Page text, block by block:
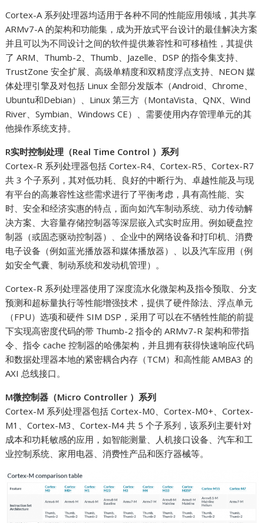
Cortex-A 系列处理器均适用于各种不同的性能应用领域，其共享
ARMv7-A 的架构和功能集，成为开放式平台设计的最佳解决方案
并且可以为不同设计之间的软件提供兼容性和可移植性，其提供
了 ARM、Thumb-2、Thumb、Jazelle、DSP 的指令集支持、
TrustZone 安全扩展、高级单精度和双精度浮点支持、NEON 媒
体处理引擎及对包括 Linux 全部分发版本（Android、Chrome、
Ubuntu和Debian）、Linux 第三方（MontaVista、QNX、Wind
River、Symbian、Windows CE）、需要使用内存管理单元的其
他操作系统支持。
R实时控制处理（Real Time Control ）系列
Cortex-R 系列处理器包括 Cortex-R4、Cortex-R5、Cortex-R7
共 3 个子系列，其对低功耗、良好的中断行为、卓越性能及与现
有平台的高兼容性这些需求进行了平衡考虑，具有高性能、实
时、安全和经济实惠的特点，面向如汽车制动系统、动力传动解
决方案、大容量存储控制器等深层嵌入式实时应用。例如硬盘控
制器（或固态驱动控制器）、企业中的网络设备和打印机、消费
电子设备（例如蓝光播放器和媒体播放器）、以及汽车应用（例
如安全气囊、制动系统和发动机管理）。
Cortex-R 系列处理器使用了深度流水化微架构及指令预取、分支
预测和超标量执行等性能增强技术，提供了硬件除法、浮点单元
（FPU）选项和硬件 SIM DSP，采用了可以在不牺牲性能的前提
下实现高密度代码的带 Thumb-2 指令的 ARMv7-R 架构和带指
令、指令 cache 控制器的哈佛架构，并且拥有获得快速响应代码
和数据处理器本地的紧密耦合内存（TCM）和高性能 AMBA3 的
AXI 总线接口。
M微控制器（Micro Controller ）系列
Cortex-M 系列处理器包括 Cortex-M0、Cortex-M0+、Cortex-
M1、Cortex-M3、Cortex-M4 共 5 个子系列，该系列主要针对
成本和功耗敏感的应用，如智能测量、人机接口设备、汽车和工
业控制系统、家用电器、消费性产品和医疗器械等。